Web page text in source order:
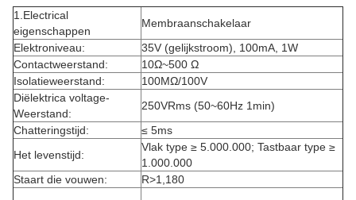
1.Electrical
eigenschappen
Membraanschakelaar
Elektroniveau:
35V (gelijkstroom), 100mA, 1W
Contactweerstand:
10Ω~500 Ω
Isolatieweerstand:
100MΩ/100V
Diëlektrica voltage-
Weerstand:
250VRms (50~60Hz 1min)
Chatteringstijd:
≤ 5ms
Het levenstijd:
Vlak type ≥ 5.000.000; Tastbaar type ≥
1.000.000
Staart die vouwen:
R>1,180